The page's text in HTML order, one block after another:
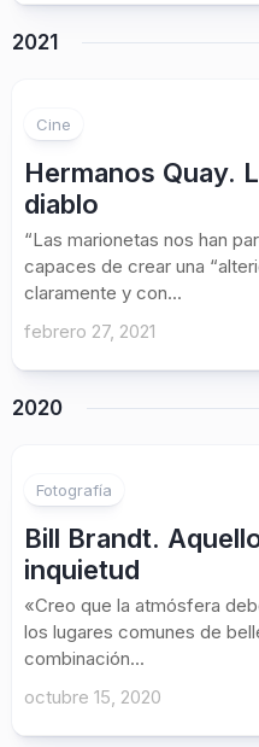
2021
Cine
Hermanos Quay.
diablo
“Las marionetas nos han
capaces de crear una
claramente y con...
febrero 27, 2021
2020
Fotografía
Bill Brandt.
inquietud
«Creo que la atmósfera
los lugares comunes de
combinación...
octubre 15, 2020